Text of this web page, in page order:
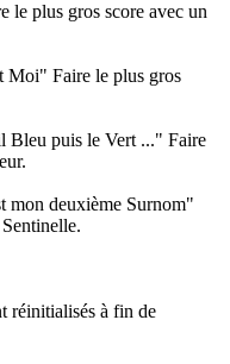
plus gros score avec un
Moi" Faire le plus gros
Bleu puis le Vert ..." Faire
mon deuxième Surnom"
réinitialisés à fin de